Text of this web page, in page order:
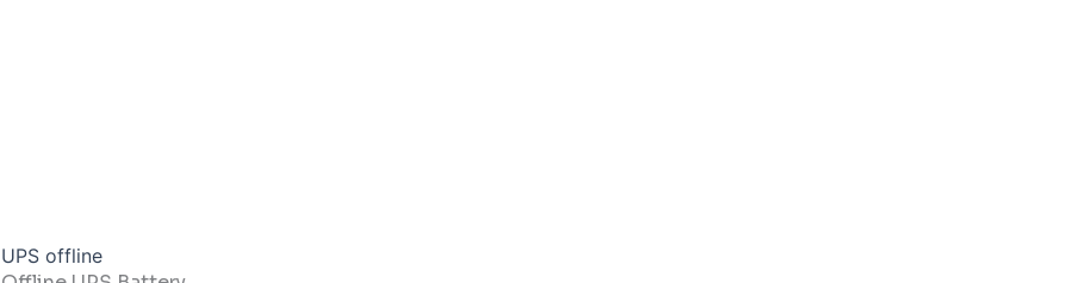
UPS offline